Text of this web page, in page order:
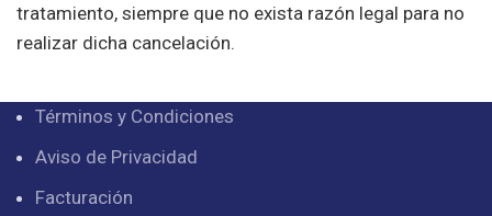
tratamiento, siempre que no exista razón legal para no
realizar dicha cancelación.
Términos y Condiciones
Aviso de Privacidad
Facturación